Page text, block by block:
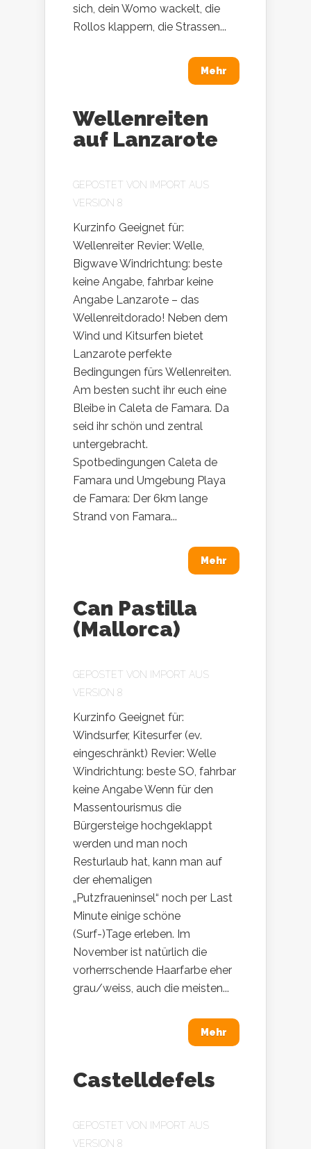
sich, dein Womo wackelt, die
Rollos klappern, die Strassen...
Mehr
Wellenreiten
auf Lanzarote
GEPOSTET VON
IMPORT AUS
VERSION 8
Kurzinfo Geeignet für:
Wellenreiter Revier: Welle,
Bigwave Windrichtung: beste
keine Angabe, fahrbar keine
Angabe Lanzarote – das
Wellenreitdorado! Neben dem
Wind und Kitsurfen bietet
Lanzarote perfekte
Bedingungen fürs Wellenreiten.
Am besten sucht ihr euch eine
Bleibe in Caleta de Famara. Da
seid ihr schön und zentral
untergebracht.
Spotbedingungen Caleta de
Famara und Umgebung Playa
de Famara: Der 6km lange
Strand von Famara...
Mehr
Can Pastilla
(Mallorca)
GEPOSTET VON
IMPORT AUS
VERSION 8
Kurzinfo Geeignet für:
Windsurfer, Kitesurfer (ev.
eingeschränkt) Revier: Welle
Windrichtung: beste SO, fahrbar
keine Angabe Wenn für den
Massentourismus die
Bürgersteige hochgeklappt
werden und man noch
Resturlaub hat, kann man auf
der ehemaligen
„Putzfraueninsel“ noch per Last
Minute einige schöne
(Surf-)Tage erleben. Im
November ist natürlich die
vorherrschende Haarfarbe eher
grau/weiss, auch die meisten...
Mehr
Castelldefels
GEPOSTET VON
IMPORT AUS
VERSION 8